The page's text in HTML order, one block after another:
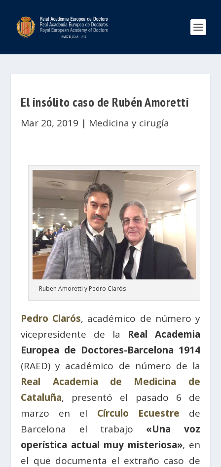
El insólito caso de Rubén Amoretti
Mar 20, 2019 | Medicina y cirugía
Ruben Amoretti y Pedro Clarós
Pedro Clarós, académico de número y
vicepresidente de la Real Academia
Europea de Doctores-Barcelona 1914
(RAED) y académico de número de la
Real Academia de Medicina de
Cataluña, presentó el pasado 6 de
marzo en el Círculo Ecuestre de
Barcelona el trabajo «Una voz
operística actual muy misteriosa», en
el que documenta el extraño caso de